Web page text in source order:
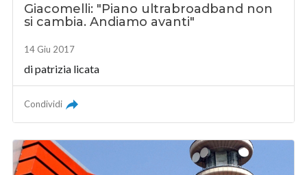
Giacomelli: "Piano ultrabroadband non
si cambia. Andiamo avanti"
14 Giu 2017
dipatrizia licata
Condividi